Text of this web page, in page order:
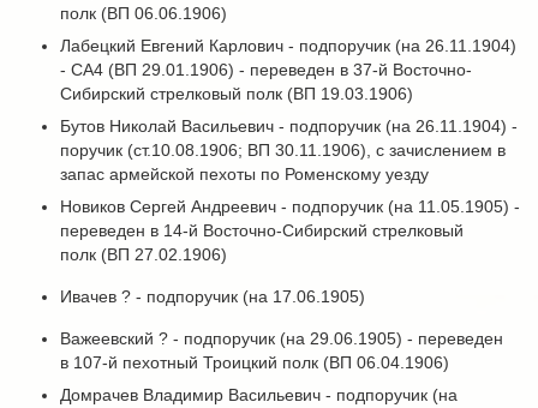
полк (ВП 06.06.1906)
Лабецкий Евгений Карлович - подпоручик (на 26.11.1904)
- СА4 (ВП 29.01.1906) - переведен в 37-й Восточно-
Сибирский стрелковый полк (ВП 19.03.1906)
Бутов Николай Васильевич - подпоручик (на 26.11.1904) -
поручик (ст.10.08.1906; ВП 30.11.1906), с зачислением в
запас армейской пехоты по Роменскому уезду
Новиков Сергей Андреевич - подпоручик (на 11.05.1905) -
переведен в 14-й Восточно-Сибирский стрелковый
полк (ВП 27.02.1906)
Ивачев ? - подпоручик (на 17.06.1905)
Важеевский ? - подпоручик (на 29.06.1905) - переведен
в 107-й пехотный Троицкий полк (ВП 06.04.1906)
Домрачев Владимир Васильевич - подпоручик (на